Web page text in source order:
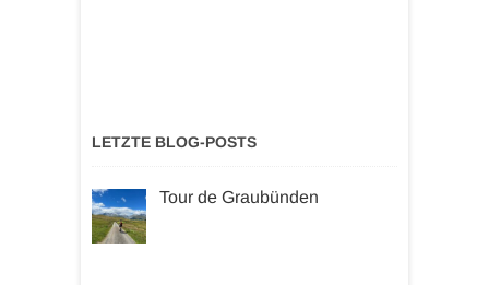
LETZTE BLOG-POSTS
Tour de Graubünden